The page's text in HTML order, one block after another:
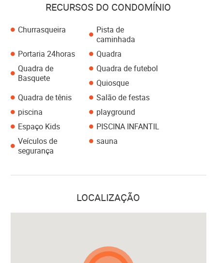
RECURSOS DO CONDOMÍNIO
Churrasqueira
Pista de
caminhada
Portaria 24horas
Quadra
Quadra de
Basquete
Quadra de futebol
Quiosque
Quadra de tênis
Salão de festas
piscina
playground
Espaço Kids
PISCINA INFANTIL
Veículos de
segurança
sauna
LOCALIZAÇÃO